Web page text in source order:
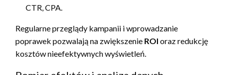
CTR, CPA.
Regularne przeglądy kampanii i wprowadzanie
poprawek pozwalają na zwiększenie ROI oraz redukcję
kosztów nieefektywnych wyświetleń.